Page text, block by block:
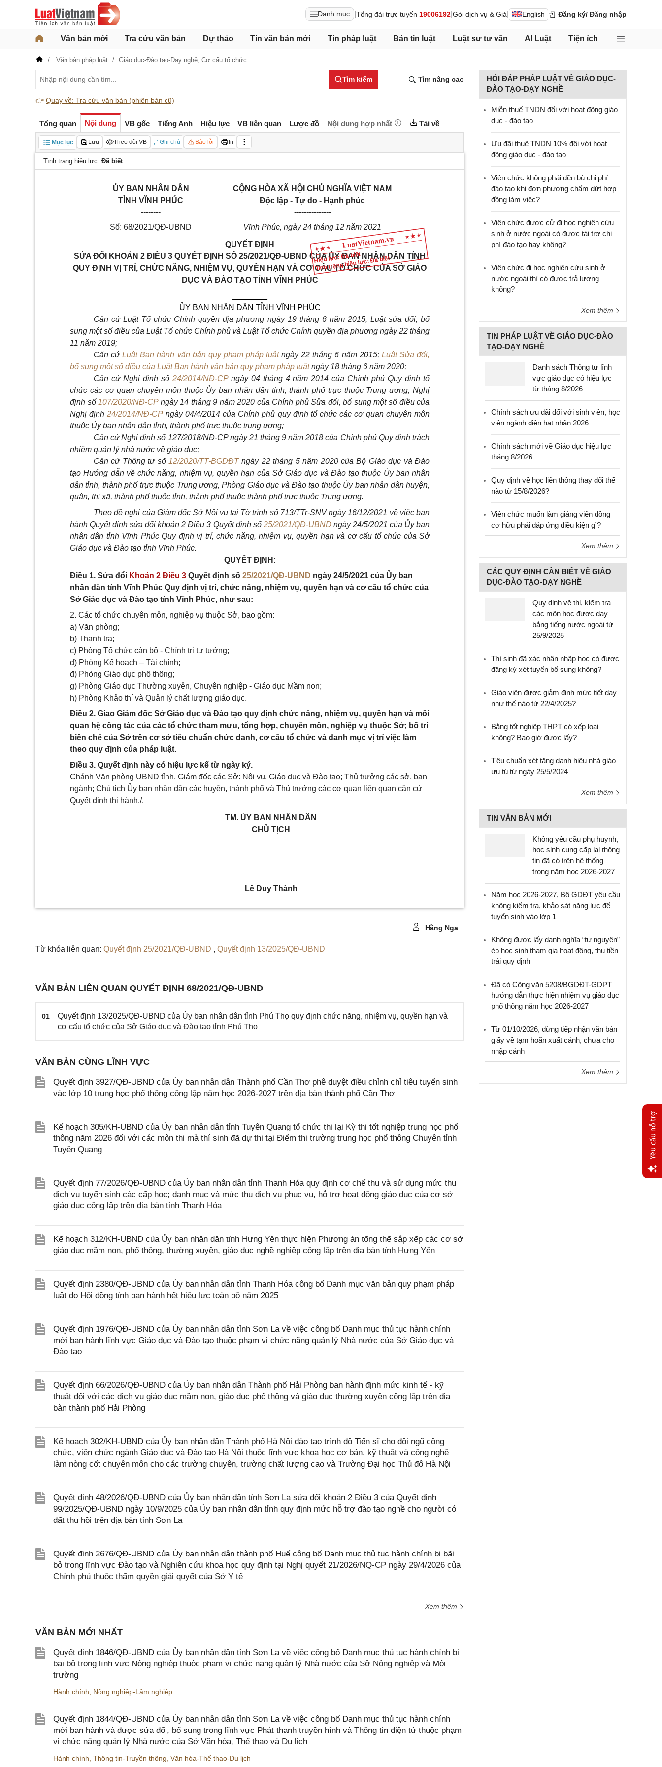
Danh mục Tổng đài trực tuyến 19006192 Gói dịch vụ & Giá English Đăng ký/ Đăng nhập
Văn bản mới Tra cứu văn bản Dự thảo Tin văn bản mới Tin pháp luật Bản tin luật Luật sư tư vấn AI Luật Tiện ích
Văn bản pháp luật Giáo dục-Đào tạo-Dạy nghề, Cơ cấu tổ chức
Tìm kiếm Tìm nâng cao
👉 Quay về: Tra cứu văn bản (phiên bản cũ)
Tổng quan Nội dung VB gốc Tiếng Anh Hiệu lực VB liên quan Lược đồ Nội dung hợp nhất Tải về
Mục lục Lưu Theo dõi VB Ghi chú Báo lỗi In
Tình trạng hiệu lực: Đã biết
Hiệu lực: Đã biết
Tình trạng hiệu lực: Đã biết
ỦY BAN NHÂN DÂN
TỈNH VĨNH PHÚC
--------
CỘNG HÒA XÃ HỘI CHỦ NGHĨA VIỆT NAM
Độc lập - Tự do - Hạnh phúc
---------------
Số: 68/2021/QĐ-UBND
Vĩnh Phúc, ngày24 tháng 12 năm 2021
QUYẾT ĐỊNH
SỬA ĐỔI KHOẢN 2 ĐIỀU 3 QUYẾT ĐỊNH SỐ 25/2021/QĐ-UBND CỦA ỦY BAN NHÂN DÂN TỈNH
QUY ĐỊNH VỊ TRÍ, CHỨC NĂNG, NHIỆM VỤ, QUYỀN HẠN VÀ CƠ CẤU TỔ CHỨC CỦA SỞ GIÁO
DỤC VÀ ĐÀO TẠO TỈNH VĨNH PHÚC
ỦY BAN NHÂN DÂN TỈNH VĨNH PHÚC
Căn cứ Luật Tổ chức Chính quyền địa phương ngày 19 tháng 6 năm 2015; Luật sửa đổi, bổ
sung một số điều của Luật Tổ chức Chính phủ và Luật Tổ chức Chính quyền địa phương ngày 22 tháng
11 năm 2019;
Căn cứLuật Ban hành văn bản quy phạm pháp luậtngày 22 tháng 6 năm 2015; Luật Sửa đổi,
bổ sung một số điều của Luật Ban hành văn bản quy phạm pháp luậtngày 18 tháng 6 năm 2020;
Căn cứ Nghị định số 24/2014/NĐ-CPngày 04tháng 4năm2014 của Chính phủQuy định tổ
chức các cơ quan chuyên môn thuộc Ủy ban nhân dân tỉnh, thành phố trực thuộc Trung ương;Nghị
định số 107/2020/NĐ-CPngày 14 tháng9 năm2020 của Chính phủSửa đổi, bổ sung một số điều của
Nghị định24/2014/NĐ-CPngày 04/4/2014 của Chính phủ quy định tổ chức các cơ quan chuyên môn
thuộc Ủy ban nhân dân tỉnh, thành phố trực thuộc trung ương;
Căn cứNghị định số 127/2018/NĐ-CP ngày 21 tháng9 năm2018 của Chính phủ Quy định trách
nhiệm quản lý nhà nước về giáo dục;
Căn cứ Thông tư số 12/2020/TT-BGDĐTngày 22tháng 5năm 2020 của Bộ Giáo dục và Đào
tạo Hướng dẫn về chức năng, nhiệm vụ, quyền hạn của Sở Giáo dục và Đào tạo thuộc Ủy ban nhân
dân tỉnh, thành phố trực thuộc Trung ương, Phòng Giáo dục và Đào tạo thuộc Ủy ban nhân dân huyện,
quận, thị xã, thành phố thuộc tỉnh, thành phố thuộc thành phố trực thuộc Trung ương.
Theo đề nghị của Giám đốc Sở Nội vụ tại Tờ trình số 713/TTr-SNV ngày 16/12/2021 về việcban
hành Quyết định sửa đổi khoản 2 Điều 3 Quyết định số 25/2021/QĐ-UBND ngày 24/5/2021 của Ủy ban
nhân dân tỉnh Vĩnh PhúcQuy định vị trí, chức năng, nhiệm vụ, quyền hạn và cơ cấu tổ chức của Sở
Giáo dục và Đào tạo tỉnh Vĩnh Phúc.
QUYẾT ĐỊNH:
Điều 1. Sửa đổi Khoản 2 Điều 3 Quyết định số 25/2021/QĐ-UBND ngày 24/5/2021 của Ủy ban
nhân dân tỉnh Vĩnh Phúc Quy định vị trí, chức năng, nhiệm vụ, quyền hạn và cơ cấu tổ chức của
Sở Giáo dục và Đào tạo tỉnh Vĩnh Phúc, như sau:
2. Các tổ chức chuyên môn, nghiệp vụ thuộc Sở, bao gồm:
a) Văn phòng;
b) Thanh tra;
c) Phòng Tổ chức cán bộ - Chính trị tư tưởng;
d) Phòng Kế hoạch – Tài chính;
đ) Phòng Giáo dục phổ thông;
g) Phòng Giáo dục Thường xuyên, Chuyên nghiệp - Giáo dục Mầm non;
h) Phòng Khảo thí và Quản lý chất lượng giáo dục.
Điều 2. Giao Giám đốc Sở Giáo dục và Đào tạo quy định chức năng, nhiệm vụ, quyền hạn và mối
quan hệ công tác của các tổ chức tham mưu, tổng hợp, chuyên môn, nghiệp vụ thuộc Sở; bố trí
biên chế của Sở trên cơ sở tiêu chuẩn chức danh, cơ cấu tổ chức và danh mục vị trí việc làm
theo quy định của pháp luật.
Điều 3. Quyết định này có hiệu lực kể từ ngày ký.
Chánh Văn phòng UBND tỉnh, Giám đốc các Sở: Nội vụ, Giáo dục và Đào tạo; Thủ trưởng các sở, ban
ngành; Chủ tịch Ủy ban nhân dân các huyện, thành phố và Thủ trưởng các cơ quan liên quan căn cứ
Quyết định thi hành./.
TM. ỦY BAN NHÂN DÂN
CHỦ TỊCH
Lê Duy Thành
Hằng Nga
Từ khóa liên quan: Quyết định 25/2021/QĐ-UBND , Quyết định 13/2025/QĐ-UBND
VĂN BẢN LIÊN QUAN QUYẾT ĐỊNH 68/2021/QĐ-UBND
01
Quyết định 13/2025/QĐ-UBND của Ủy ban nhân dân tỉnh Phú Thọ quy định chức năng, nhiệm vụ, quyền hạn và
cơ cấu tổ chức của Sở Giáo dục và Đào tạo tỉnh Phú Thọ
VĂN BẢN CÙNG LĨNH VỰC
Quyết định 3927/QĐ-UBND của Ủy ban nhân dân Thành phố Cần Thơ phê duyệt điều chỉnh chỉ tiêu tuyển sinh
vào lớp 10 trung học phổ thông công lập năm học 2026-2027 trên địa bàn thành phố Cần Thơ
Kế hoạch 305/KH-UBND của Ủy ban nhân dân tỉnh Tuyên Quang tổ chức thi lại Kỳ thi tốt nghiệp trung học phổ
thông năm 2026 đối với các môn thi mà thí sinh đã dự thi tại Điểm thi trường trung học phổ thông Chuyên tỉnh
Tuyên Quang
Quyết định 77/2026/QĐ-UBND của Ủy ban nhân dân tỉnh Thanh Hóa quy định cơ chế thu và sử dụng mức thu
dịch vụ tuyển sinh các cấp học; danh mục và mức thu dịch vụ phục vụ, hỗ trợ hoạt động giáo dục của cơ sở
giáo dục công lập trên địa bàn tỉnh Thanh Hóa
Kế hoạch 312/KH-UBND của Ủy ban nhân dân tỉnh Hưng Yên thực hiện Phương án tổng thể sắp xếp các cơ sở
giáo dục mầm non, phổ thông, thường xuyên, giáo dục nghề nghiệp công lập trên địa bàn tỉnh Hưng Yên
Quyết định 2380/QĐ-UBND của Ủy ban nhân dân tỉnh Thanh Hóa công bố Danh mục văn bản quy phạm pháp
luật do Hội đồng tỉnh ban hành hết hiệu lực toàn bộ năm 2025
Quyết định 1976/QĐ-UBND của Ủy ban nhân dân tỉnh Sơn La về việc công bố Danh mục thủ tục hành chính
mới ban hành lĩnh vực Giáo dục và Đào tạo thuộc phạm vi chức năng quản lý Nhà nước của Sở Giáo dục và
Đào tạo
Quyết định 66/2026/QĐ-UBND của Ủy ban nhân dân Thành phố Hải Phòng ban hành định mức kinh tế - kỹ
thuật đối với các dịch vụ giáo dục mầm non, giáo dục phổ thông và giáo dục thường xuyên công lập trên địa
bàn thành phố Hải Phòng
Kế hoạch 302/KH-UBND của Ủy ban nhân dân Thành phố Hà Nội đào tạo trình độ Tiến sĩ cho đội ngũ công
chức, viên chức ngành Giáo dục và Đào tạo Hà Nội thuộc lĩnh vực khoa học cơ bản, kỹ thuật và công nghệ
làm nòng cốt chuyên môn cho các trường chuyên, trường chất lượng cao và Trường Đại học Thủ đô Hà Nội
Quyết định 48/2026/QĐ-UBND của Ủy ban nhân dân tỉnh Sơn La sửa đổi khoản 2 Điều 3 của Quyết định
99/2025/QĐ-UBND ngày 10/9/2025 của Ủy ban nhân dân tỉnh quy định mức hỗ trợ đào tạo nghề cho người có
đất thu hồi trên địa bàn tỉnh Sơn La
Quyết định 2676/QĐ-UBND của Ủy ban nhân dân thành phố Huế công bố Danh mục thủ tục hành chính bị bãi
bỏ trong lĩnh vực Đào tạo và Nghiên cứu khoa học quy định tại Nghị quyết 21/2026/NQ-CP ngày 29/4/2026 của
Chính phủ thuộc thẩm quyền giải quyết của Sở Y tế
Xem thêm
VĂN BẢN MỚI NHẤT
Quyết định 1846/QĐ-UBND của Ủy ban nhân dân tỉnh Sơn La về việc công bố Danh mục thủ tục hành chính bị
bãi bỏ trong lĩnh vực Nông nghiệp thuộc phạm vi chức năng quản lý Nhà nước của Sở Nông nghiệp và Môi
trường
Hành chính Nông nghiệp-Lâm nghiệp
Quyết định 1844/QĐ-UBND của Ủy ban nhân dân tỉnh Sơn La về việc công bố Danh mục thủ tục hành chính
mới ban hành và được sửa đổi, bổ sung trong lĩnh vực Phát thanh truyền hình và Thông tin điện tử thuộc phạm
vi chức năng quản lý Nhà nước của Sở Văn hóa, Thể thao và Du lịch
Hành chính Thông tin-Truyền thông Văn hóa-Thể thao-Du lịch
HỎI ĐÁP PHÁP LUẬT VỀ GIÁO DỤC-
ĐÀO TẠO-DẠY NGHỀ
Miễn thuế TNDN đối với hoạt động giáo
dục - đào tạo
Ưu đãi thuế TNDN 10% đối với hoạt
động giáo dục - đào tạo
Viên chức không phải đền bù chi phí
đào tạo khi đơn phương chấm dứt hợp
đồng làm việc?
Viên chức được cử đi học nghiên cứu
sinh ở nước ngoài có được tài trợ chi
phí đào tạo hay không?
Viên chức đi học nghiên cứu sinh ở
nước ngoài thì có được trả lương
không?
Xem thêm
TIN PHÁP LUẬT VỀ GIÁO DỤC-ĐÀO
TẠO-DẠY NGHỀ
Danh sách Thông tư lĩnh
vực giáo dục có hiệu lực
từ tháng 8/2026
Chính sách ưu đãi đối với sinh viên, học
viên ngành điện hạt nhân 2026
Chính sách mới về Giáo dục hiệu lực
tháng 8/2026
Quy định về học liên thông thay đổi thế
nào từ 15/8/2026?
Viên chức muốn làm giảng viên đồng
cơ hữu phải đáp ứng điều kiện gì?
Xem thêm
CÁC QUY ĐỊNH CẦN BIẾT VỀ GIÁO
DỤC-ĐÀO TẠO-DẠY NGHỀ
Quy định về thi, kiểm tra
các môn học được dạy
bằng tiếng nước ngoài từ
25/9/2025
Thí sinh đã xác nhận nhập học có được
đăng ký xét tuyển bổ sung không?
Giáo viên được giảm định mức tiết dạy
như thế nào từ 22/4/2025?
Bằng tốt nghiệp THPT có xếp loại
không? Bao giờ được lấy?
Tiêu chuẩn xét tặng danh hiệu nhà giáo
ưu tú từ ngày 25/5/2024
Xem thêm
TIN VĂN BẢN MỚI
Không yêu cầu phụ huynh,
học sinh cung cấp lại thông
tin đã có trên hệ thống
trong năm học 2026-2027
Năm học 2026-2027, Bộ GDĐT yêu cầu
không kiểm tra, khảo sát năng lực để
tuyển sinh vào lớp 1
Không được lấy danh nghĩa “tự nguyện”
ép học sinh tham gia hoạt động, thu tiền
trái quy định
Đã có Công văn 5208/BGDĐT-GDPT
hướng dẫn thực hiện nhiệm vụ giáo dục
phổ thông năm học 2026-2027
Từ 01/10/2026, dừng tiếp nhận văn bản
giấy về tạm hoãn xuất cảnh, chưa cho
nhập cảnh
Xem thêm